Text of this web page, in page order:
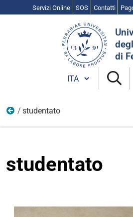
Servizi Online SOS Contatti
di
Cambia lingua
18
studentato
studentato